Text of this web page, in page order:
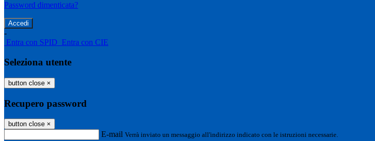
Password dimenticata?
-
Entra con SPID Entra con CIE
Seleziona utente
button close ×
Recupero password
button close ×
E-mail Verrà inviato un messaggio all'indirizzo indicato con le istruzioni necessarie.